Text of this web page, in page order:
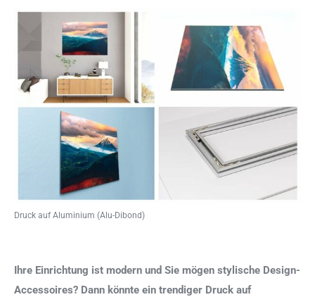
Druck auf Aluminium (Alu-Dibond)
Ihre Einrichtung ist modern und Sie mögen stylische Design-
Accessoires? Dann könnte ein trendiger Druck auf